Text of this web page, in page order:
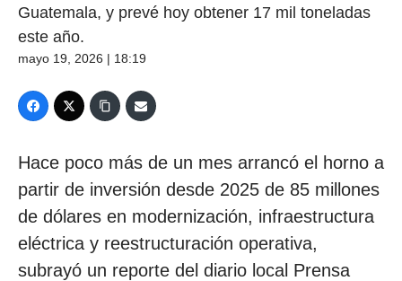
Guatemala, y prevé hoy obtener 17 mil toneladas
este año.
mayo 19, 2026 | 18:19
Hace poco más de un mes arrancó el horno a
partir de inversión desde 2025 de 85 millones
de dólares en modernización, infraestructura
eléctrica y reestructuración operativa,
subrayó un reporte del diario local Prensa